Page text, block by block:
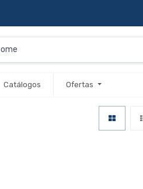
Catálogos Ofertas